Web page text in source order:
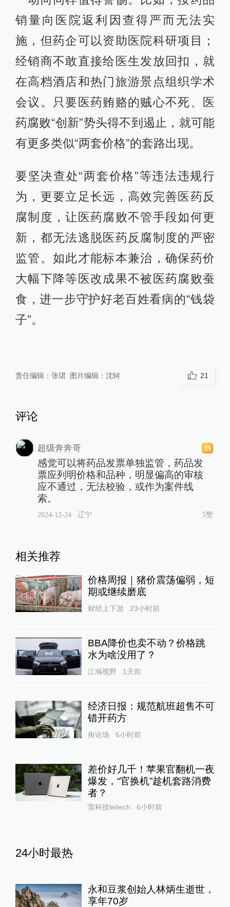
销量向医院返利因查得严而无法实
施，但药企可以资助医院科研项目；
经销商不敢直接给医生发放回扣，就
在高档酒店和热门旅游景点组织学术
会议。只要医药贿赂的贼心不死、医
药腐败“创新”势头得不到遏止，就可能
有更多类似“两套价格”的套路出现。
要坚决查处“两套价格”等违法违规行
为，更要立足长远，高效完善医药反
腐制度，让医药腐败不管手段如何更
新，都无法逃脱医药反腐制度的严密
监管。如此才能标本兼治，确保药价
大幅下降等医改成果不被医药腐败蚕
食，进一步守护好老百姓看病的“钱袋
子”。
责任编辑： 张珺 图片编辑： 沈轲 21
评论
超级奔奔哥
感觉可以将药品发票单独监管，药品发
票应列明价格和品种，明显偏高的审核
应不通过，无法校验，或作为案件线
索。
2024-12-24∙ 辽宁 5赞
相关推荐
价格周报｜猪价震荡偏弱，短
期或继续磨底
财经上下游 23小时前
BBA降价也卖不动？价格跳
水为啥没用了？
江瀚视野 1天前
经济日报：规范航班超售不可
错开药方
舆论场 6小时前
差价好几千！苹果官翻机一夜
爆发，“官换机”趁机套路消费
者？
雷科技leitech 6小时前
24小时最热
永和豆浆创始人林炳生逝世，
享年70岁